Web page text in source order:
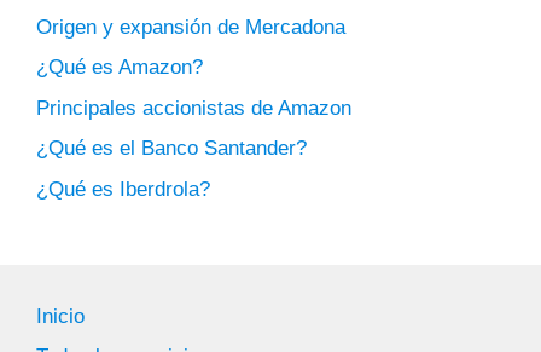
Origen y expansión de Mercadona
¿Qué es Amazon?
Principales accionistas de Amazon
¿Qué es el Banco Santander?
¿Qué es Iberdrola?
Inicio